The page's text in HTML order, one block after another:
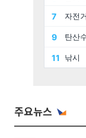
주요뉴스